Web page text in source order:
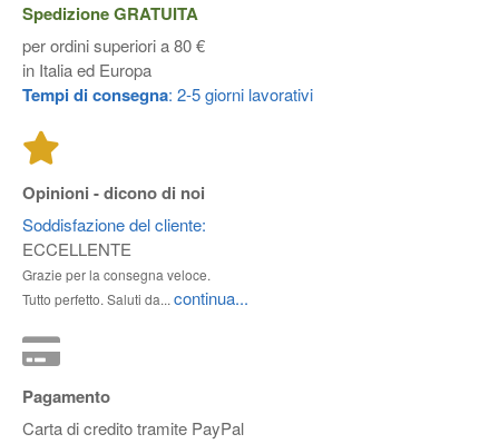
SpedizioneGRATUITA
per ordini superiori a 80 €
in Italia ed Europa
Tempi di consegna: 2-5 giorni lavorativi
Opinioni - dicono di noi
Soddisfazione del cliente:
ECCELLENTE
Grazie per la consegna veloce.
Tutto perfetto. Saluti da... continua...
Pagamento
Carta di credito tramite PayPal